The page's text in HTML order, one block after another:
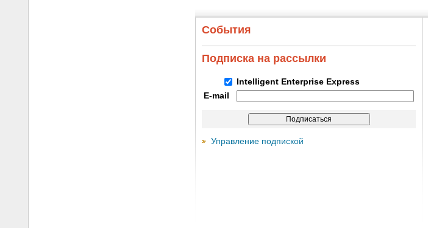
События
Подписка на рассылки
Intelligent Enterprise Express
E-mail
Управление подпиской